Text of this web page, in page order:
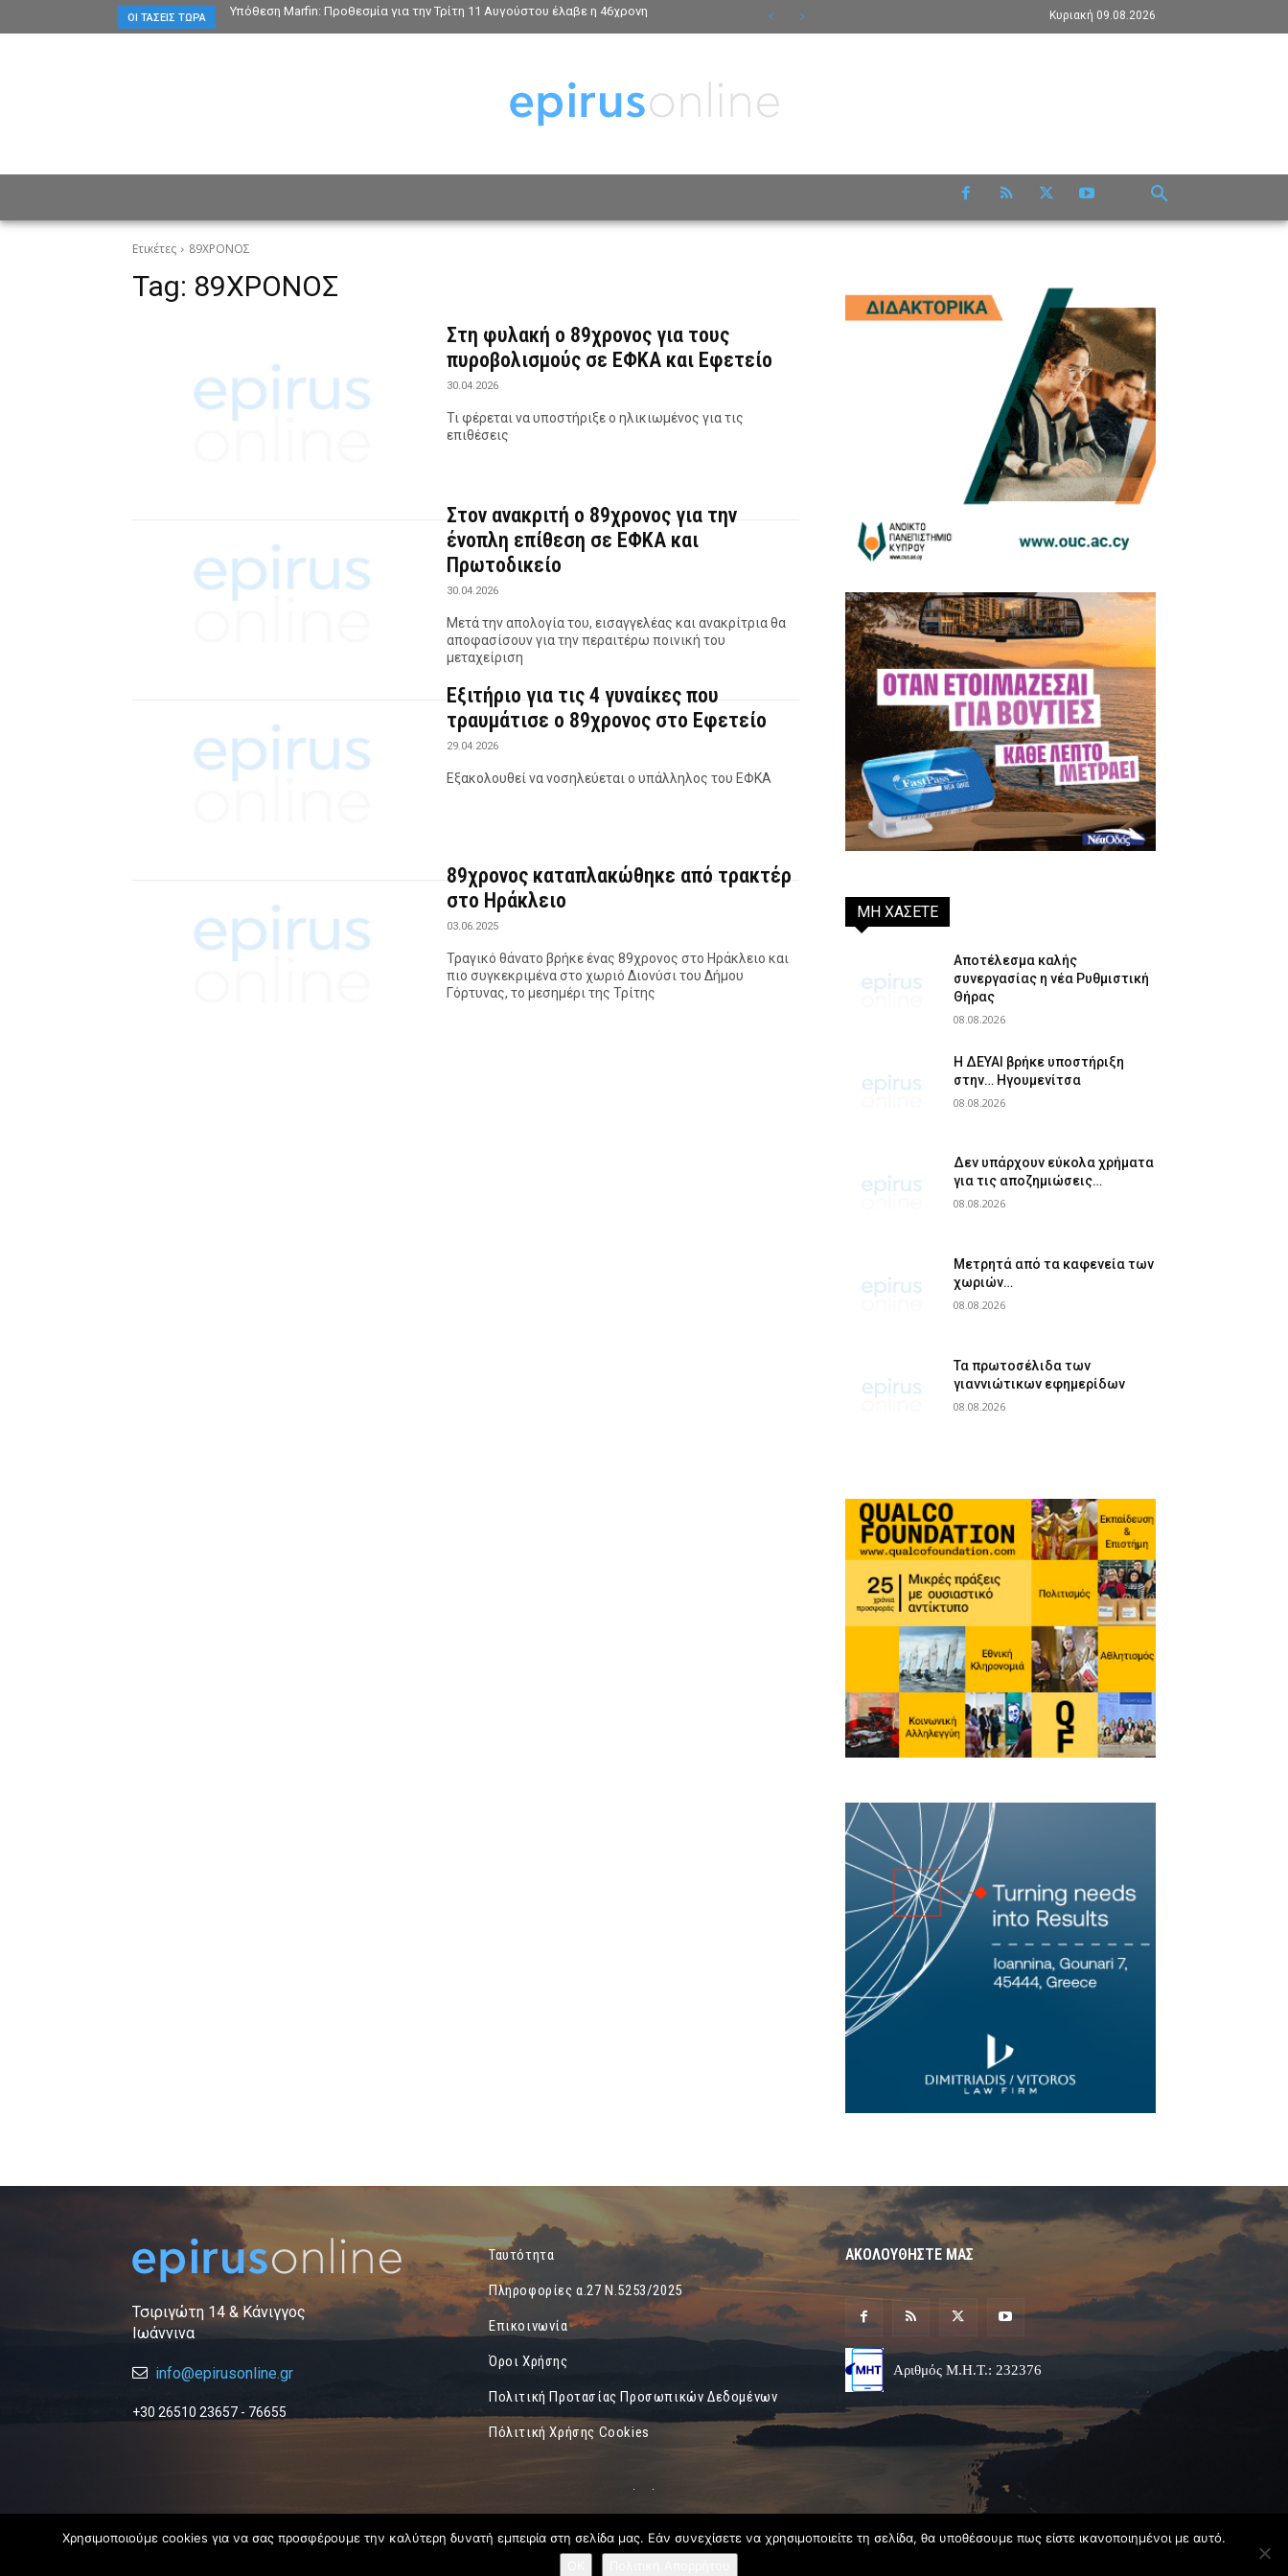
ΟΙ ΤΆΣΕΙΣ ΤΏΡΑ Υπόθεση Marfin: Προθεσμία για την Τρίτη 11 Αυγούστου έλαβε η 46χρονη Κυριακή 09.08.2026
Ετικέτες 89ΧΡΟΝΟΣ
Tag: 89ΧΡΟΝΟΣ
Στη φυλακή ο 89χρονος για τους
πυροβολισμούς σε ΕΦΚΑ και Εφετείο
30.04.2026
Τι φέρεται να υποστήριξε ο ηλικιωμένος για τις
επιθέσεις
Στον ανακριτή ο 89χρονος για την
ένοπλη επίθεση σε ΕΦΚΑ και
Πρωτοδικείο
30.04.2026
Μετά την απολογία του, εισαγγελέας και ανακρίτρια θα
αποφασίσουν για την περαιτέρω ποινική του
μεταχείριση
Εξιτήριο για τις 4 γυναίκες που
τραυμάτισε ο 89χρονος στο Εφετείο
29.04.2026
Εξακολουθεί να νοσηλεύεται ο υπάλληλος του ΕΦΚΑ
89χρονος καταπλακώθηκε από τρακτέρ
στο Ηράκλειο
03.06.2025
Τραγικό θάνατο βρήκε ένας 89χρονος στο Ηράκλειο και
πιο συγκεκριμένα στο χωριό Διονύσι του Δήμου
Γόρτυνας, το μεσημέρι της Τρίτης
ΜΗ ΧΑΣΕΤΕ
Αποτέλεσμα καλής
συνεργασίας η νέα Ρυθμιστική
Θήρας
08.08.2026
Η ΔΕΥΑΙ βρήκε υποστήριξη
στην… Ηγουμενίτσα
08.08.2026
Δεν υπάρχουν εύκολα χρήματα
για τις αποζημιώσεις…
08.08.2026
Μετρητά από τα καφενεία των
χωριών…
08.08.2026
Τα πρωτοσέλιδα των
γιαννιώτικων εφημερίδων
08.08.2026
Τσιριγώτη 14 & Κάνιγγος
Ιωάννινα
info@epirusonline.gr
+30 26510 23657 - 76655
Ταυτότητα
Πληροφορίες α.27 Ν.5253/2025
Επικοινωνία
Όροι Χρήσης
Πολιτική Προτασίας Προσωπικών Δεδομένων
Πόλιτική Χρήσης Cookies
ΑΚΟΛΟΥΘΗΣΤΕ ΜΑΣ
Αριθμός Μ.Η.Τ.: 232376
Χρησιμοποιούμε cookies για να σας προσφέρουμε την καλύτερη δυνατή εμπειρία στη σελίδα μας. Εάν συνεχίσετε να χρησιμοποιείτε τη σελίδα, θα υποθέσουμε πως είστε ικανοποιημένοι με αυτό.